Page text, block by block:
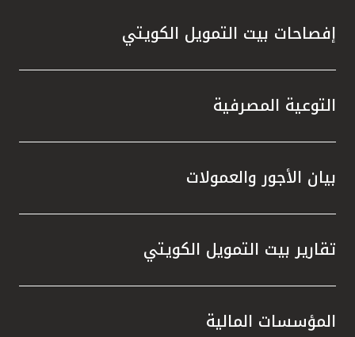
إفصاحات بيت التمويل الكويتي
التوعية المصرفية
بيان الأجور والعمولات
تقارير بيت التمويل الكويتي
المؤسسات المالية